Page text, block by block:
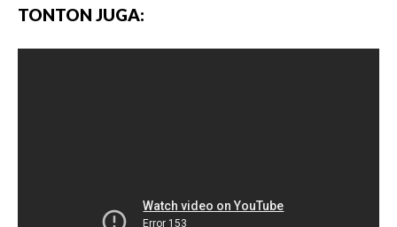
TONTON JUGA: